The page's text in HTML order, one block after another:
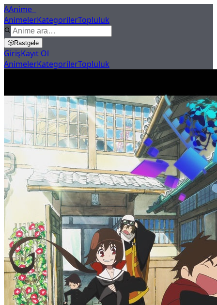
AAnime
AnimelerKategorilerTopluluk
🎲Rastgele
GirişKayıt Ol
AnimelerKategorilerTopluluk